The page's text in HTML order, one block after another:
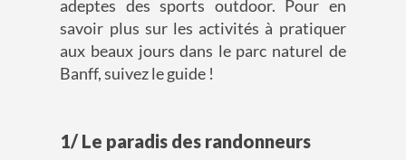
adeptes des sports outdoor. Pour en
savoir plus sur les activités à pratiquer
aux beaux jours dans le parc naturel de
Banff, suivez le guide !
1/ Le paradis des randonneurs